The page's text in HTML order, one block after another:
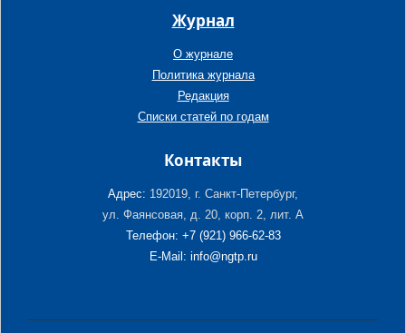
Журнал
О журнале
Политика журнала
Редакция
Списки статей по годам
Контакты
Адрес: 192019, г. Санкт-Петербург,
ул. Фаянсовая, д. 20, корп. 2, лит. А
Телефон: +7 (921) 966-62-83
E-Mail: info@ngtp.ru